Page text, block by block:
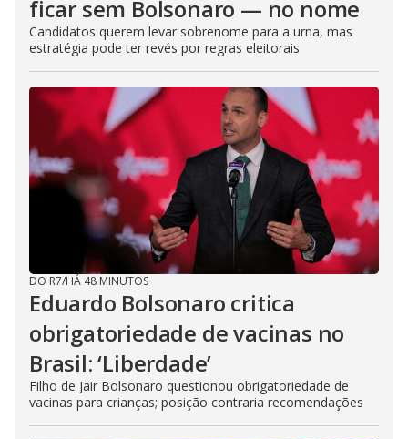
ficar sem Bolsonaro — no nome
Candidatos querem levar sobrenome para a urna, mas
estratégia pode ter revés por regras eleitorais
DO R7/HÁ 48 MINUTOS
Eduardo Bolsonaro critica
obrigatoriedade de vacinas no
Brasil: ‘Liberdade’
Filho de Jair Bolsonaro questionou obrigatoriedade de
vacinas para crianças; posição contraria recomendações